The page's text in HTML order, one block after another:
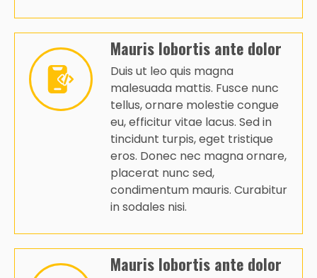
Mauris lobortis ante dolor
Duis ut leo quis magna
malesuada mattis. Fusce nunc
tellus, ornare molestie congue
eu, efficitur vitae lacus. Sed in
tincidunt turpis, eget tristique
eros. Donec nec magna ornare,
placerat nunc sed,
condimentum mauris. Curabitur
in sodales nisi.
Mauris lobortis ante dolor